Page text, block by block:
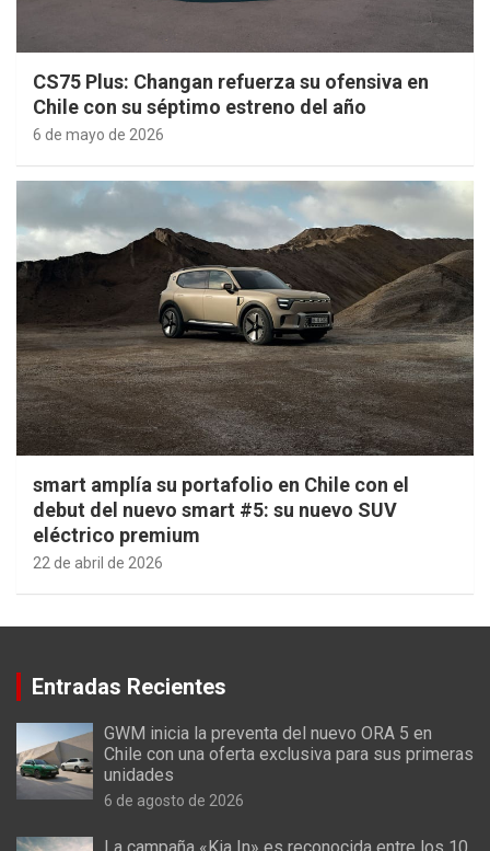
CS75 Plus: Changan refuerza su ofensiva en
Chile con su séptimo estreno del año
6 de mayo de 2026
smart amplía su portafolio en Chile con el
debut del nuevo smart #5: su nuevo SUV
eléctrico premium
22 de abril de 2026
Entradas Recientes
GWM inicia la preventa del nuevo ORA 5 en
Chile con una oferta exclusiva para sus primeras
unidades
6 de agosto de 2026